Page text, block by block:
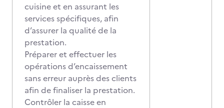
cuisine et en assurant les
services spécifiques, afin
d’assurer la qualité de la
prestation.
Préparer et effectuer les
opérations d’encaissement
sans erreur auprès des clients
afin de finaliser la prestation.
Contrôler la caisse en